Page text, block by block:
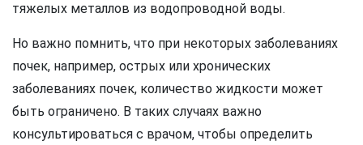
тяжелых металлов из водопроводной воды.
Но важно помнить, что при некоторых заболеваниях
почек, например, острых или хронических
заболеваниях почек, количество жидкости может
быть ограничено. В таких случаях важно
консультироваться с врачом, чтобы определить